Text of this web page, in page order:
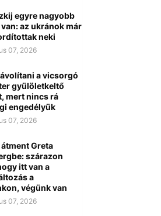
egyre nagyobb
az ukránok már
neki
07, 2026
a vicsorgó
gyülöletkeltő
mert nincs rá
engedélyük
07, 2026
Greta
szárazon
itt van a
a
végünk van
07, 2026